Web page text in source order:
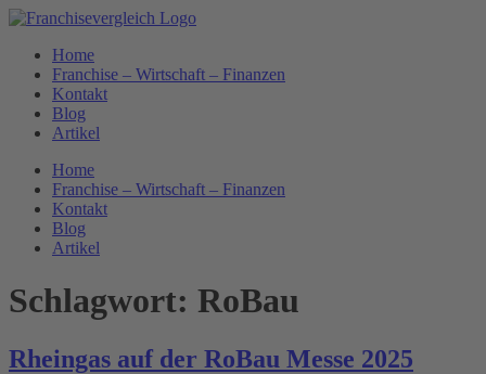
Zum
springenHome
Franchise – Wirtschaft – Finanzen
Kontakt
Blog
Artikel
Home
Franchise – Wirtschaft – Finanzen
Kontakt
Blog
Artikel
Schlagwort: RoBau
Rheingas auf der RoBau Messe 2025